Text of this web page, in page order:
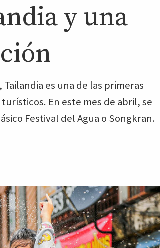
y una
es una de las primeras
En este mes de abril, se
Festival del Agua o Songkran.